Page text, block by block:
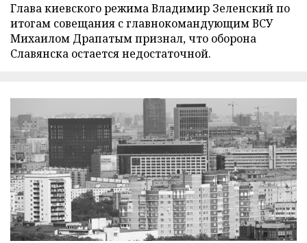
Глава киевского режима Владимир Зеленский по
итогам совещания с главнокомандующим ВСУ
Михаилом Драпатым признал, что оборона
Славянска остается недостаточной.